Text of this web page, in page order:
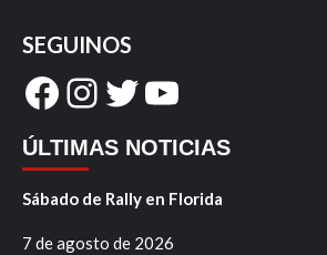
SEGUINOS
Facebook
Instagram
Twitter
YouTube
ÚLTIMAS NOTICIAS
Sábado de Rally en Florida
7 de agosto de 2026